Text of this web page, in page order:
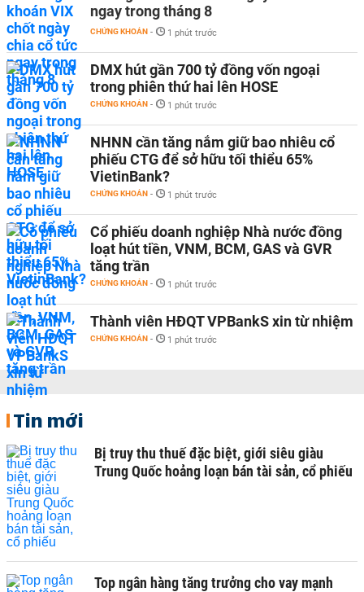
ngay trong tháng 8
CHỨNG KHOÁN - 1 phút trước
DMX hút gần 700 tỷ đồng vốn ngoại
trong phiên thứ hai lên HOSE
CHỨNG KHOÁN - 1 phút trước
NHNN cần tăng nắm giữ bao nhiêu cổ
phiếu CTG để sở hữu tối thiểu 65%
VietinBank?
CHỨNG KHOÁN - 1 phút trước
Cổ phiếu doanh nghiệp Nhà nước đồng
loạt hút tiền, VNM, BCM, GAS và GVR
tăng trần
CHỨNG KHOÁN - 1 phút trước
Thành viên HĐQT VPBankS xin từ nhiệm
CHỨNG KHOÁN - 1 phút trước
Tin mới
Bị truy thu thuế đặc biệt, giới siêu giàu
Trung Quốc hoảng loạn bán tài sản, cổ phiếu
Top ngân hàng tăng trưởng cho vay mạnh